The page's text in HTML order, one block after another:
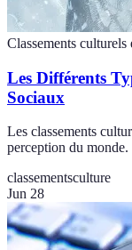
Classements culturels
Les Différents
Sociaux
Les classements
perception du
classementsculture
Jun 28